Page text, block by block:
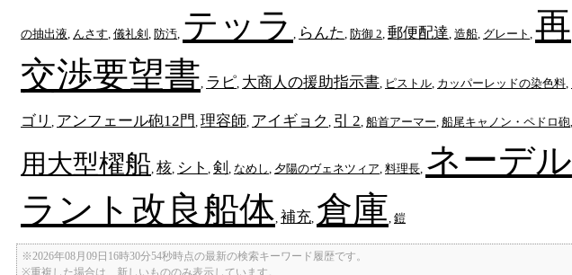
の抽出液 んさす 儀礼剣 防汚 テッラ らんた 防御 2 郵便配達 造船 グレート 再
交渉要望書 ラピ 大商人の援助指示書 ピストル カッパーレッドの染色料
ゴリ アンフェール砲12門 理容師 アイギョク 引 2 船首アーマー 船尾キャノン・ペドロ砲
用大型櫂船 核 シト 剣 なめし 夕陽のヴェネツィア 料理長 ネーデル
ラント改良船体 補充 倉庫 鎧
※2026年08月09日16時30分54秒時点の最新の検索キーワード履歴です。
※重複した場合は、新しいもののみ表示しています。